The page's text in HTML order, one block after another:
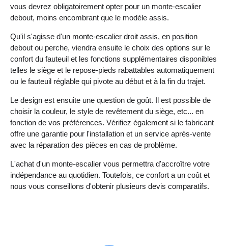
vous devrez obligatoirement opter pour un monte-escalier
debout, moins encombrant que le modèle assis.
Qu'il s'agisse d'un monte-escalier droit assis, en position
debout ou perche, viendra ensuite le choix des options sur le
confort du fauteuil et les fonctions supplémentaires disponibles
telles le siège et le repose-pieds rabattables automatiquement
ou le fauteuil réglable qui pivote au début et à la fin du trajet.
Le design est ensuite une question de goût. Il est possible de
choisir la couleur, le style de revêtement du siège, etc... en
fonction de vos préférences. Vérifiez également si le fabricant
offre une garantie pour l'installation et un service après-vente
avec la réparation des pièces en cas de problème.
L'achat d'un monte-escalier vous permettra d'accroître votre
indépendance au quotidien. Toutefois, ce confort a un coût et
nous vous conseillons d'obtenir plusieurs devis comparatifs.